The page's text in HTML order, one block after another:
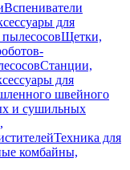
Вспениватели
для
Щетки,
Станции,
для
швейного
и сушильных
Техника для
комбайны,